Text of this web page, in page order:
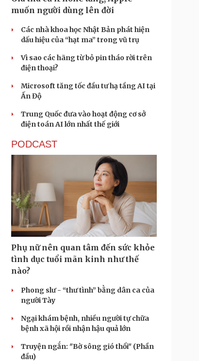
muốn người dùng lên đời
Các nhà khoa học Nhật Bản phát hiện
dấu hiệu của “hạt ma” trong vũ trụ
Vì sao các hãng từ bỏ pin tháo rời trên
điện thoại?
Microsoft tăng tốc đầu tư hạ tầng AI tại
Ấn Độ
Trung Quốc đưa vào hoạt động cơ sở
điện toán AI lớn nhất thế giới
PODCAST
Phụ nữ nên quan tâm đến sức khỏe
tình dục tuổi mãn kinh như thế
nào?
Phong slư - “thư tình” bằng dân ca của
người Tày
Ngại khám bệnh, nhiều người tự chữa
bệnh xã hội rồi nhận hậu quả lớn
Truyện ngắn: "Bờ sông gió thổi" (Phần
đầu)